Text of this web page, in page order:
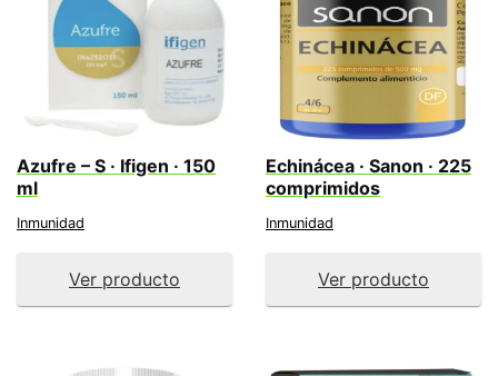
Azufre – S · Ifigen · 150
ml
Inmunidad
Ver producto
Echinácea · Sanon · 225
comprimidos
Inmunidad
Ver producto